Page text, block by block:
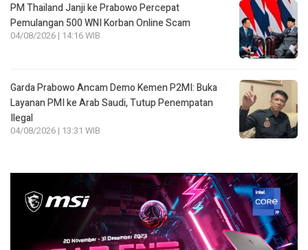
PM Thailand Janji ke Prabowo Percepat
Pemulangan 500 WNI Korban Online Scam
04/08/2026 | 14:16 WIB
Garda Prabowo Ancam Demo Kemen P2MI: Buka
Layanan PMI ke Arab Saudi, Tutup Penempatan
Ilegal
04/08/2026 | 13:31 WIB